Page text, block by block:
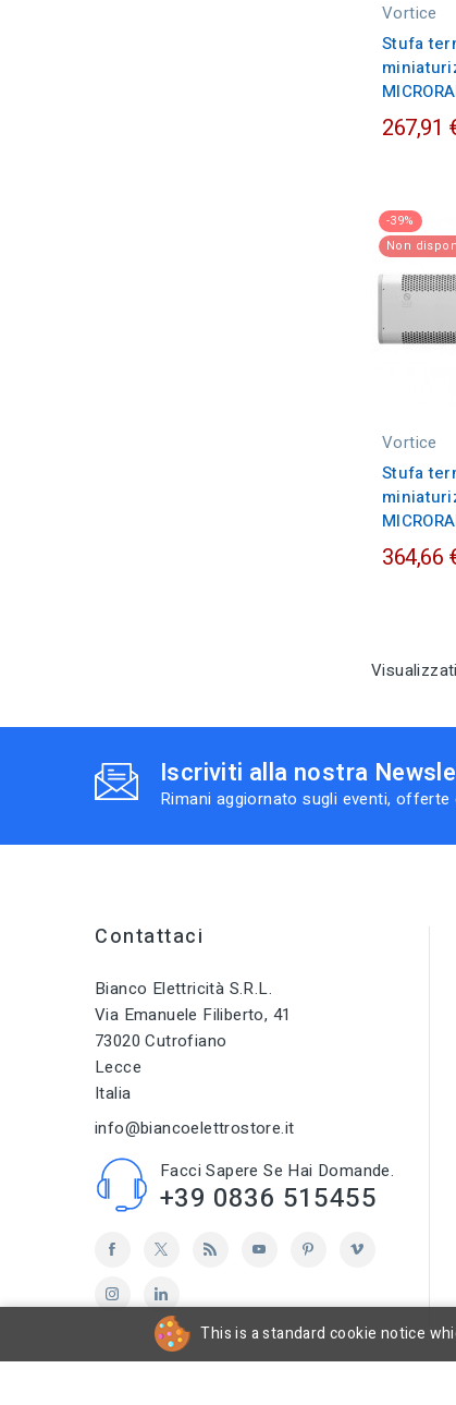
Vortice
Stufa
267,91
-39%
Non
Vortice
Stufa
364,66
Iscriviti alla nostra
Rimani aggiornato sugli eventi, offerte
Contattaci
Bianco Elettricità S.r.l.
Via Emanuele Filiberto, 41
73020 Cutrofiano
Lecce
Italia
info@biancoelettrostore.it
Facci Sapere Se Hai Domande.
+39 0836 515455
This is a standard cookie notice